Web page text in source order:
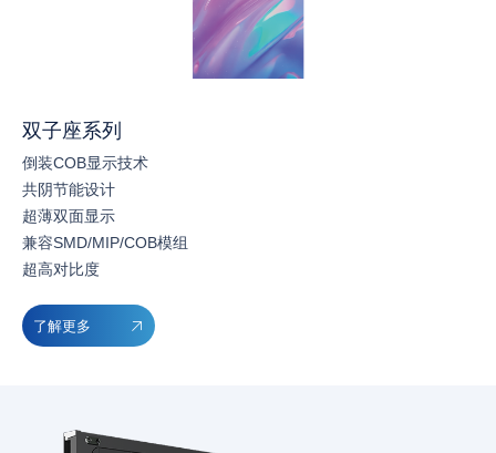
双子座系列
倒装COB显示技术
共阴节能设计
超薄双面显示
兼容SMD/MIP/COB模组
超高对比度
了解更多